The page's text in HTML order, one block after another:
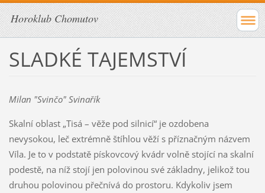
Horoklub Chomutov
SLADKÉ TAJEMSTVÍ
Milan "Svinčo" Svinařík
Skalní oblast „Tisá – věže pod silnicí“ je ozdobena
nevysokou, leč extrémně štíhlou věží s příznačným názvem
Víla. Je to v podstatě pískovcový kvádr volně stojící na skalní
podestě, na níž stojí jen polovinou své základny, jelikož tou
druhou polovinou přečnívá do prostoru. Kdykoliv jsem